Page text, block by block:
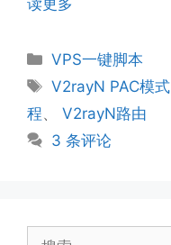
读更多
分
类
VPS一键脚本
标
签
V2rayN PAC模式
程、 V2rayN路由
3 条评论